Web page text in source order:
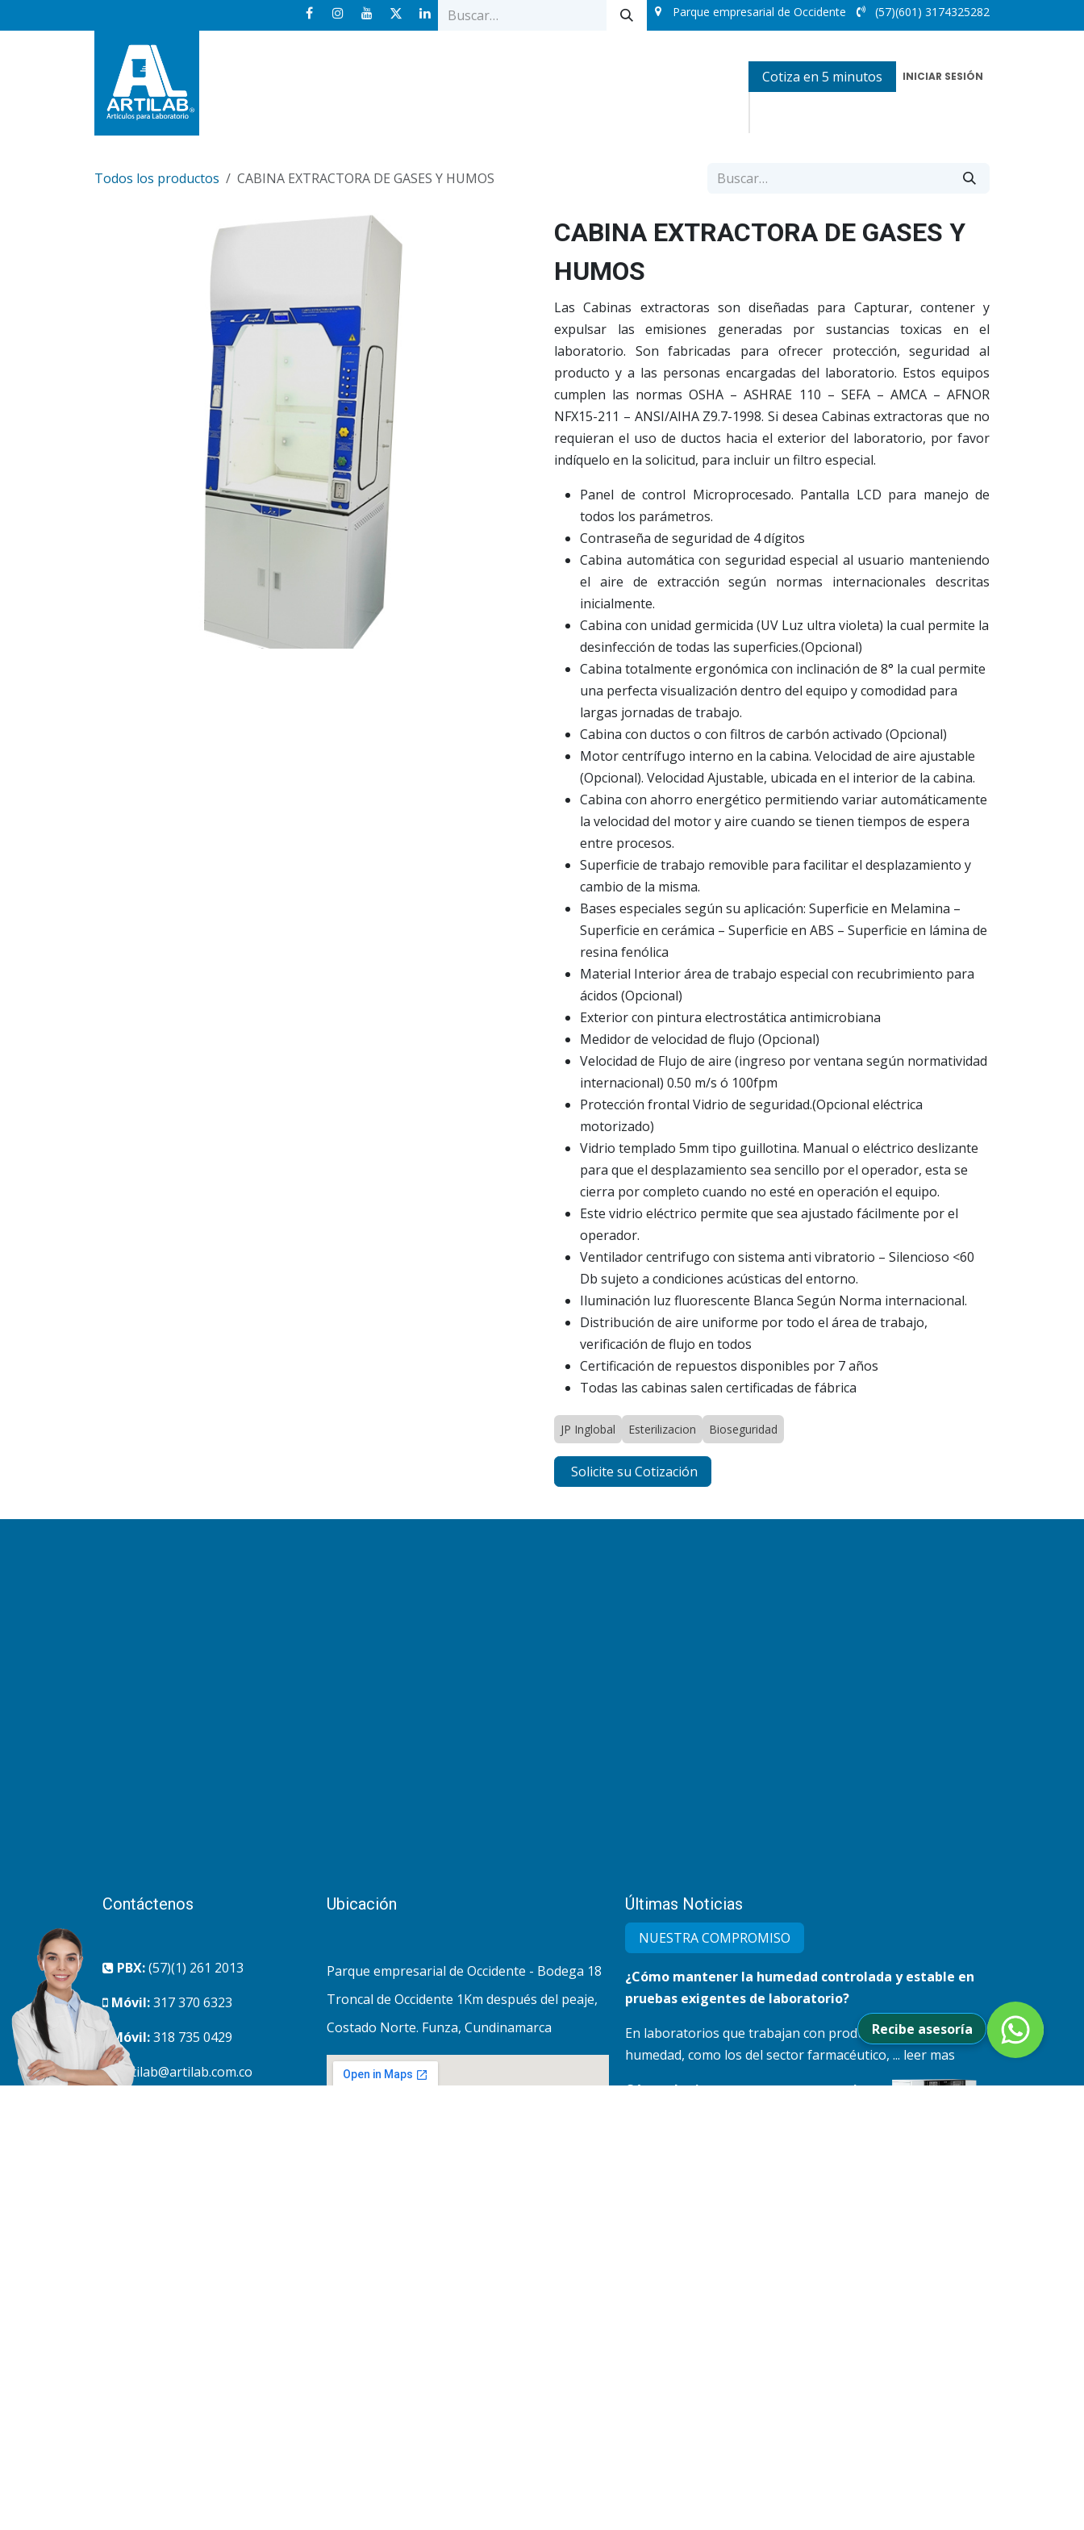
Parque empresarial de Occidente (57)(601) 3174325282
Cotiza en 5 minutos INICIAR SESIÓN
Todos los productos CABINA EXTRACTORA DE GASES Y HUMOS
CABINA EXTRACTORA DE GASES Y
HUMOS
Las Cabinas extractoras son diseñadas para Capturar, contener y
expulsar las emisiones generadas por sustancias toxicas en el
laboratorio. Son fabricadas para ofrecer protección, seguridad al
producto y a las personas encargadas del laboratorio. Estos equipos
cumplen las normas OSHA – ASHRAE 110 – SEFA – AMCA – AFNOR
NFX15-211 – ANSI/AIHA Z9.7-1998. Si desea Cabinas extractoras que no
requieran el uso de ductos hacia el exterior del laboratorio, por favor
indíquelo en la solicitud, para incluir un filtro especial.
Panel de control Microprocesado. Pantalla LCD para manejo de
todos los parámetros.
Contraseña de seguridad de 4 dígitos
Cabina automática con seguridad especial al usuario manteniendo
el aire de extracción según normas internacionales descritas
inicialmente.
Cabina con unidad germicida (UV Luz ultra violeta) la cual permite la
desinfección de todas las superficies.(Opcional)
Cabina totalmente ergonómica con inclinación de 8° la cual permite
una perfecta visualización dentro del equipo y comodidad para
largas jornadas de trabajo.
Cabina con ductos o con filtros de carbón activado (Opcional)
Motor centrífugo interno en la cabina. Velocidad de aire ajustable
(Opcional). Velocidad Ajustable, ubicada en el interior de la cabina.
Cabina con ahorro energético permitiendo variar automáticamente
la velocidad del motor y aire cuando se tienen tiempos de espera
entre procesos.
Superficie de trabajo removible para facilitar el desplazamiento y
cambio de la misma.
Bases especiales según su aplicación: Superficie en Melamina –
Superficie en cerámica – Superficie en ABS – Superficie en lámina de
resina fenólica
Material Interior área de trabajo especial con recubrimiento para
ácidos (Opcional)
Exterior con pintura electrostática antimicrobiana
Medidor de velocidad de flujo (Opcional)
Velocidad de Flujo de aire (ingreso por ventana según normatividad
internacional) 0.50 m/s ó 100fpm
Protección frontal Vidrio de seguridad.(Opcional eléctrica
motorizado)
Vidrio templado 5mm tipo guillotina. Manual o eléctrico deslizante
para que el desplazamiento sea sencillo por el operador, esta se
cierra por completo cuando no esté en operación el equipo.
Este vidrio eléctrico permite que sea ajustado fácilmente por el
operador.
Ventilador centrifugo con sistema anti vibratorio – Silencioso <60
Db sujeto a condiciones acústicas del entorno.
Iluminación luz fluorescente Blanca Según Norma internacional.
Distribución de aire uniforme por todo el área de trabajo,
verificación de flujo en todos
Certificación de repuestos disponibles por 7 años
Todas las cabinas salen certificadas de fábrica
JP Inglobal Esterilizacion Bioseguridad
Solicite su Cotización
Contáctenos
PBX:(57)(1) 261 2013
Móvil:317 370 6323
Móvil:318 735 0429
artilab@artilab.com.co
Últimas Noticias
NUESTRA COMPRO​MISO
¿Cómo mantener la humedad controlada y estable en
pruebas exigentes de laboratorio?
En laboratorios que trabajan con productos sensibles a la
humedad, como los del sector farmacéutico, ... leer mas
Cómo elegir un rotaevapor que mejore
Ubicación
Parque empresarial de Occidente - Bodega 18
Troncal de Occidente 1Km después del peaje,
Costado Norte. Funza, Cundinamarca
Recibe asesoría